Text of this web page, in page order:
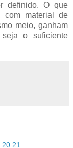
definido. O que
com material de
meio, ganham
o suficiente